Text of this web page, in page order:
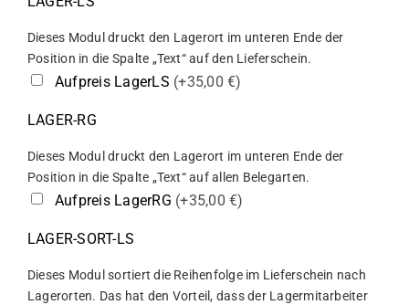
Dieses Modul druckt den Lagerort im unteren Ende der
Position in die Spalte „Text“ auf den Lieferschein.
Aufpreis LagerLS (+35,00 €)
LAGER-RG
Dieses Modul druckt den Lagerort im unteren Ende der
Position in die Spalte „Text“ auf allen Belegarten.
Aufpreis LagerRG (+35,00 €)
LAGER-SORT-LS
Dieses Modul sortiert die Reihenfolge im Lieferschein nach
Lagerorten. Das hat den Vorteil, dass der Lagermitarbeiter